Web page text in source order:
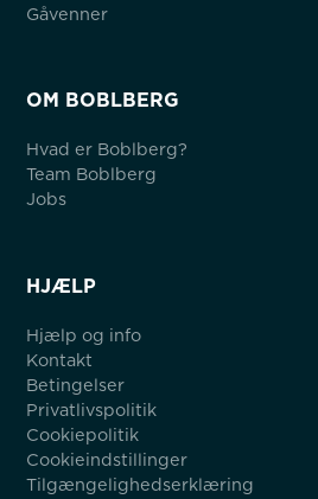
Gåvenner
OM BOBLBERG
Hvad er Boblberg?
Team Boblberg
Jobs
HJÆLP
Hjælp og info
Kontakt
Betingelser
Privatlivspolitik
Cookiepolitik
Cookieindstillinger
Tilgængelighedserklæring